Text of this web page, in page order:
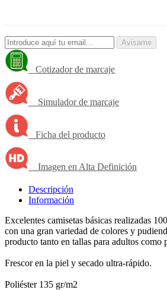
Avisame
Cotizador de marcaje
Simulador de marcaje
Ficha del producto
Imagen en Alta Definición
Descripción
Información
Excelentes camisetas básicas realizadas
con una gran variedad de colores y
producto tanto en tallas para adultos como
Frescor en la piel y secado ultra-rápido.
Poliéster 135 gr/m2